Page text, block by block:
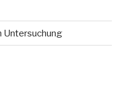
Untersuchung